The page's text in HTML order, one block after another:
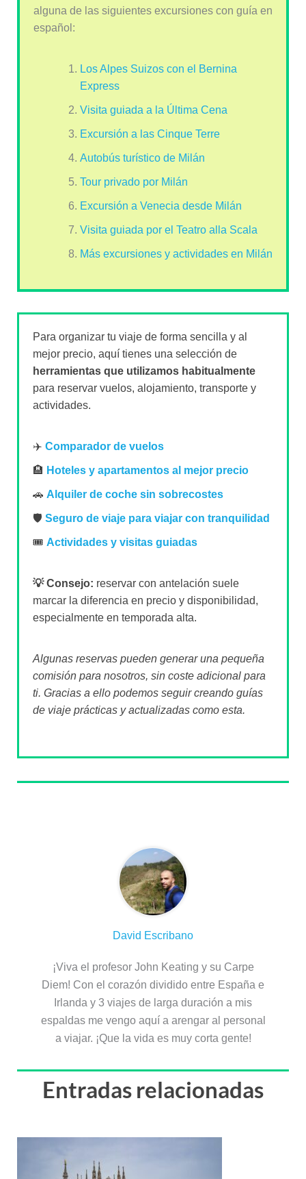
alguna de las siguientes excursiones con guía en
español:
Los Alpes Suizos con el Bernina
Express
Visita guiada a la Última Cena
Excursión a las Cinque Terre
Autobús turístico de Milán
Tour privado por Milán
Excursión a Venecia desde Milán
Visita guiada por el Teatro alla Scala
Más excursiones y actividades en Milán
Para organizar tu viaje de forma sencilla y al
mejor precio, aquí tienes una selección de
herramientas que utilizamos habitualmente
para reservar vuelos, alojamiento, transporte y
actividades.
✈️ Comparador de vuelos
🏨 Hoteles y apartamentos al mejor precio
🚗 Alquiler de coche sin sobrecostes
🛡️ Seguro de viaje para viajar con tranquilidad
🎟️ Actividades y visitas guiadas
💡 Consejo: reservar con antelación suele
marcar la diferencia en precio y disponibilidad,
especialmente en temporada alta.
Algunas reservas pueden generar una pequeña
comisión para nosotros, sin coste adicional para
ti. Gracias a ello podemos seguir creando guías
de viaje prácticas y actualizadas como esta.
David Escribano
¡Viva el profesor John Keating y su Carpe
Diem! Con el corazón dividido entre España e
Irlanda y 3 viajes de larga duración a mis
espaldas me vengo aquí a arengar al personal
a viajar. ¡Que la vida es muy corta gente!
Entradas relacionadas